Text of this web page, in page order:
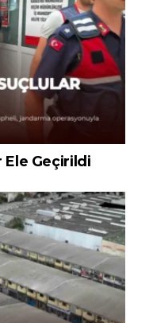
Ele Geçirildi